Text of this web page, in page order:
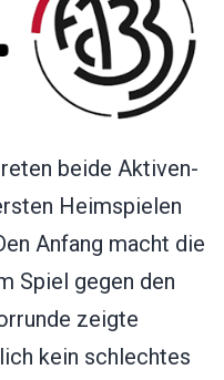
beide Aktiven-
Heimspielen
Anfang macht die
Spiel gegen den
zeigte
kein schlechtes